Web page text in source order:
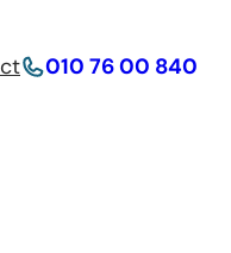
010 76 00 840